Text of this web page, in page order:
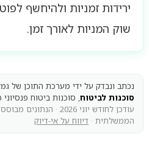
ירידות זמניות ולהיחשף
שוק המניות לאורך זמן.
נכתב ונבדק על ידי מערכת התוכן של
סוכנות לביטוח, סוכנות ביטוח
עודכן לחודש יוני 2026 ·
הממשלתית · דיווח על אי-דיוק